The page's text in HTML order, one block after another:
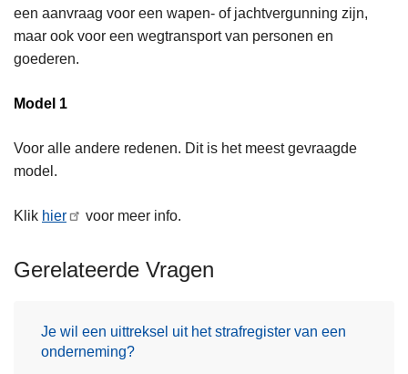
een aanvraag voor een wapen- of jachtvergunning zijn,
maar ook voor een wegtransport van personen en
goederen.
Model 1
Voor alle andere redenen. Dit is het meest gevraagde
model.
Klik hier voor meer info.
Gerelateerde Vragen
Je wil een uittreksel uit het strafregister van een
onderneming?